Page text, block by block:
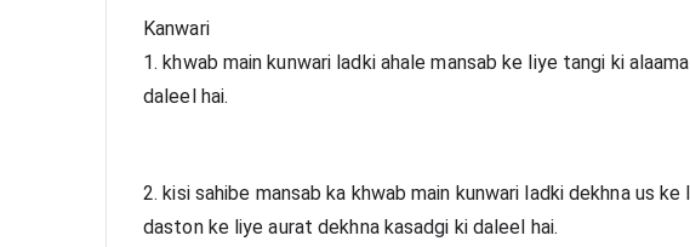
Kanwari
1. khwab main kunwari ladki ahale mansab ke liye tangi ki
daleel hai.
2. kisi sahibe mansab ka khwab main kunwari ladki dekhna us
daston ke liye aurat dekhna kasadgi ki daleel hai.